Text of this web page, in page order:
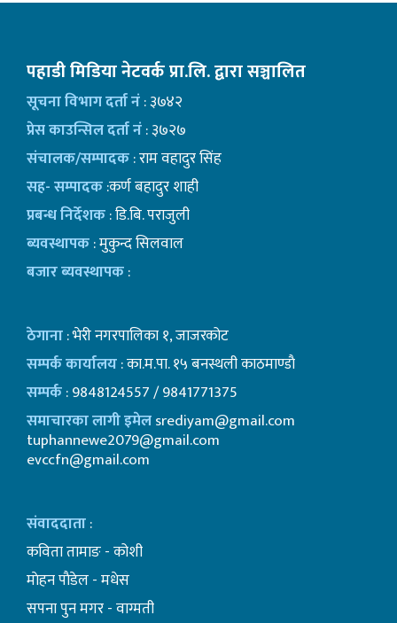
पहाडी मिडिया नेटवर्क प्रा.लि. द्वारा सञ्चालित
सूचना विभाग दर्ता नं: ३७४२
प्रेस काउन्सिल दर्ता नं: ३७२७
संचालक/सम्पादक: राम वहादुर सिंह
सह- सम्पादक:कर्ण बहादुर शाही
प्रबन्ध निर्देशक: डि.बि. पराजुली
ब्यवस्थापक: मुकुन्द सिलवाल
बजार ब्यवस्थापक:
ठेगाना: भेरी नगरपालिका १, जाजरकोट
सम्पर्क कार्यालय: का.म.पा. १५ बनस्थली काठमाण्डाै
सम्पर्क: 9848124557 / 9841771375
समाचारका लागी इमेलsrediyam@gmail.com
tuphannewe2079@gmail.com
evccfn@gmail.com
संवाददाता:
कविता तामाङ - कोशी
माेहन पाैडेल - मधेस
सपना पुन मगर - वाग्मती